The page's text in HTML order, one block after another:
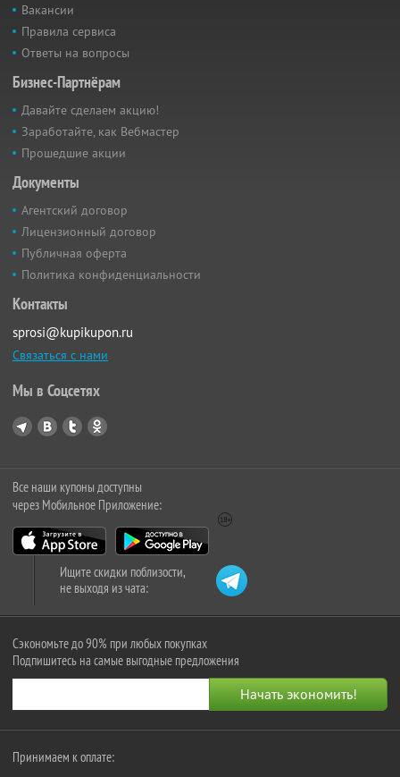
Вакансии
Правила сервиса
Ответы на вопросы
Бизнес-Партнёрам
Давайте сделаем акцию!
Заработайте, как Вебмастер
Прошедшие акции
Документы
Агентский договор
Лицензионный договор
Публичная оферта
Политика конфиденциальности
Контакты
sprosi@kupikupon.ru
Связаться с нами
Мы в Соцсетях
Все наши купоны доступны
через Мобильное Приложение:
Ищите скидки поблизости,
не выходя из чата:
Сэкономьте до 90% при любых покупках
Подпишитесь на самые выгодные предложения
Принимаем к оплате: